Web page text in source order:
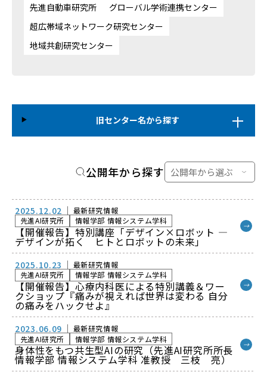
先進自動車研究所
グローバル学術連携センター
超広帯域ネットワーク研究センター
地域共創研究センター
旧センター名から探す
公開年から探す
2025.12.02
最新研究情報
先進AI研究所
情報学部 情報システム学科
【開催報告】特別講座「デザイン×ロボット ―
デザインが拓く ヒトとロボットの未来」
→
2025.10.23
最新研究情報
先進AI研究所
情報学部 情報システム学科
【開催報告】心療内科医による特別講義＆ワー
クショップ『痛みが視えれば世界は変わる 自分
の痛みをハックせよ』
→
2023.06.09
最新研究情報
先進AI研究所
情報学部 情報システム学科
身体性をもつ共生型AIの研究（先進AI研究所所長
情報学部 情報システム学科 准教授 三枝 亮）
→